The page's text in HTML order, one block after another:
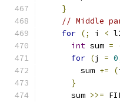
}
// Middle
for (; i <
int sum =
for (j = 0
        sum
+= (
}
      sum
>>=